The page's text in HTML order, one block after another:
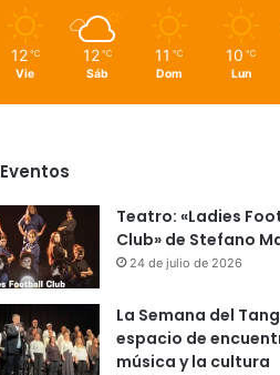
12 ℃
Vie
12 ℃
Sáb
11 ℃
Dom
10 ℃
Lun
Eventos
Teatro: «Ladies
Club» de Stefano
24 de julio de 2026
La Semana del
espacio de
música y la cultura